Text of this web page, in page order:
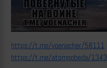
https://t.me/voenacher/58111
https://t.me/atompobeda/1343